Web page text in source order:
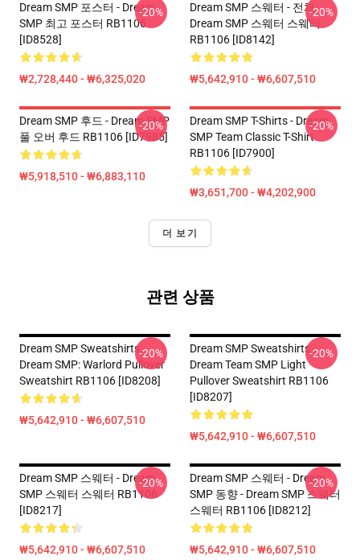
Dream SMP 포스터 - Dream
SMP 최고 포스터 RB1106
[ID8528]
₩2,728,440 - ₩6,325,020
-20%
Dream SMP 스웨터 - 전체
Dream SMP 스웨터 스웨터
RB1106 [ID8142]
₩5,642,910 - ₩6,607,510
-20%
Dream SMP 후드 - Dream SMP
풀 오버 후드 RB1106 [ID7985]
₩5,918,510 - ₩6,883,110
-20%
Dream SMP T-Shirts - Dream
SMP Team Classic T-Shirt
RB1106 [ID7900]
₩3,651,700 - ₩4,202,900
-20%
더 보기
관련 상품
Dream SMP Sweatshirts -
Dream SMP: Warlord Pullover
Sweatshirt RB1106 [ID8208]
₩5,642,910 - ₩6,607,510
-20%
Dream SMP Sweatshirts -
Dream Team SMP Light
Pullover Sweatshirt RB1106
[ID8207]
₩5,642,910 - ₩6,607,510
-20%
Dream SMP 스웨터 - Dream
SMP 스웨터 스웨터 RB1106
[ID8217]
₩5,642,910 - ₩6,607,510
-20%
Dream SMP 스웨터 - Dream
SMP 동향 - Dream SMP 스웨터
스웨터 RB1106 [ID8212]
₩5,642,910 - ₩6,607,510
-20%